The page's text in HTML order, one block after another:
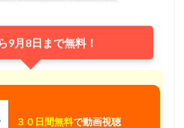
9月8日まで無料！
３０日間無料で動画視聴